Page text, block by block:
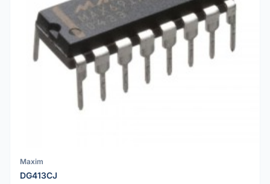
Maxim
DG413CJ